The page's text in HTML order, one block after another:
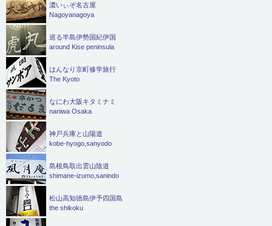
濃いぃぞ名古屋
Nagoyanagoya
巡る半島伊勢国紀伊国
around Kise peninsula
はんなり京町修学旅行
The Kyoto
なにわ大阪キタミナミ
naniwa Osaka
神戸兵庫と山陽道
kobe-hyogo,sanyodo
島根鳥取出雲山陰道
shimane-izumo,sanindo
松山高知徳島伊予四国島
the shikoku